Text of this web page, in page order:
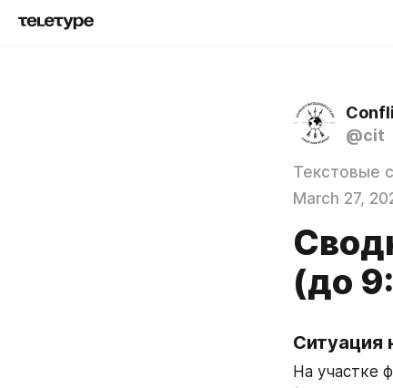
@cit
Текстовые
March 27,
(до
Ситуация
На участке